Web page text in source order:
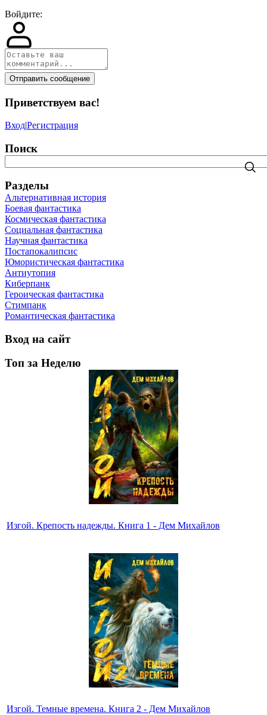
Войдите:
Отправить сообщение
Приветствуем вас!
Вход|Регистрация
Поиск
Разделы
Альтернативная история
Боевая фантастика
Космическая фантастика
Социальная фантастика
Научная фантастика
Постапокалипсис
Юмористическая фантастика
Антиутопия
Киберпанк
Героическая фантастика
Стимпанк
Романтическая фантастика
Вход на сайт
Топ за Неделю
Изгой. Крепость надежды. Книга 1 - Дем Михайлов
Изгой. Темные времена. Книга 2 - Дем Михайлов